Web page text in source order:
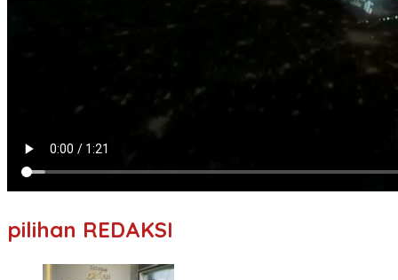
pilihan REDAKSI